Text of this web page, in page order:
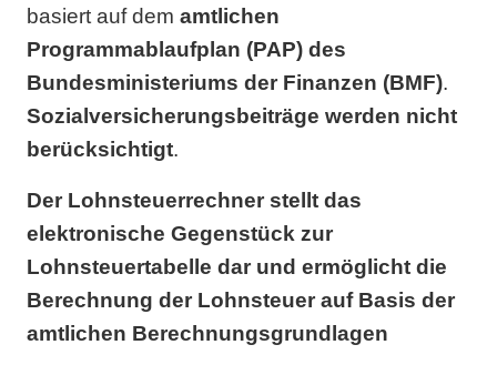
basiert auf dem amtlichen
Programmablaufplan (PAP) des
Bundesministeriums der Finanzen (BMF).
Sozialversicherungsbeiträge werden nicht
berücksichtigt.
Der Lohnsteuerrechner stellt das
elektronische Gegenstück zur
Lohnsteuertabelle dar und ermöglicht die
Berechnung der Lohnsteuer auf Basis der
amtlichen Berechnungsgrundlagen